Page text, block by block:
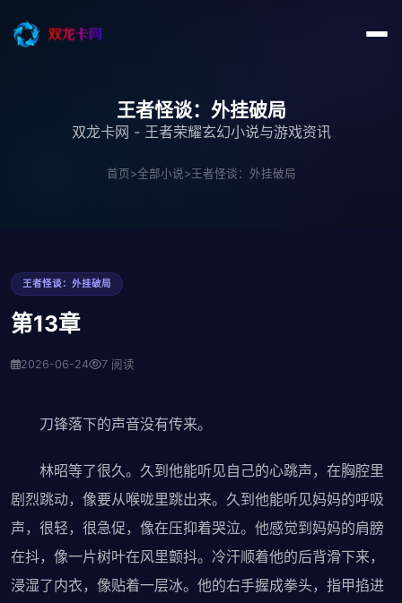
王者怪谈：外挂破局
双龙卡网 - 王者荣耀玄幻小说与游戏资讯
首页>全部小说>王者怪谈：外挂破局
王者怪谈：外挂破局
第13章
2026-06-24 7 阅读
刀锋落下的声音没有传来。
林昭等了很久。久到他能听见自己的心跳声，在胸腔里
剧烈跳动，像要从喉咙里跳出来。久到他能听见妈妈的呼吸
声，很轻，很急促，像在压抑着哭泣。他感觉到妈妈的肩膀
在抖，像一片树叶在风里颤抖。冷汗顺着他的后背滑下来，
浸湿了内衣，像贴着一层冰。他的右手握成拳头，指甲掐进